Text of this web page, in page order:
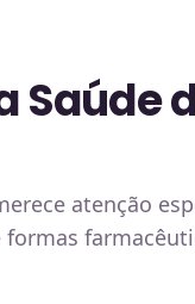
Saúde
atenção